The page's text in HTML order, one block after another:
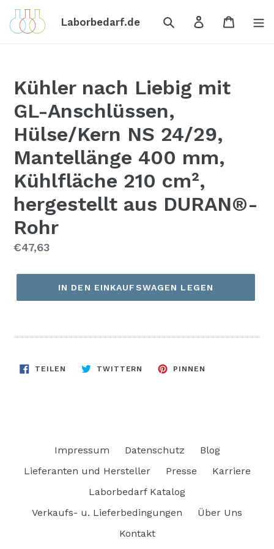
Direkt
zum
Inhalt
Laborbedarf.de Suchen Einloggen
Kühler nach Liebig mit
GL-Anschlüssen,
Hülse/Kern NS 24/29,
Mantellänge 400 mm,
Kühlfläche 210 cm²,
hergestellt aus DURAN®-
Rohr
Normaler
€47,63
IN DEN EINKAUFSWAGEN LEGEN
TEILEN
FACEBOOK
TWITTERN AUF
TWITTER
PINNEN
Impressum Datenschutz
Blog
Lieferanten und Hersteller
Presse
Karriere
Laborbedarf Katalog
Verkaufs- u. Lieferbedingungen
Über Uns
Kontakt